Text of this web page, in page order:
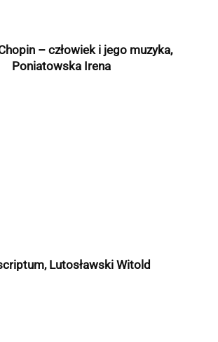
– człowiek i jego muzyka,
Poniatowska Irena
Lutosławski Witold